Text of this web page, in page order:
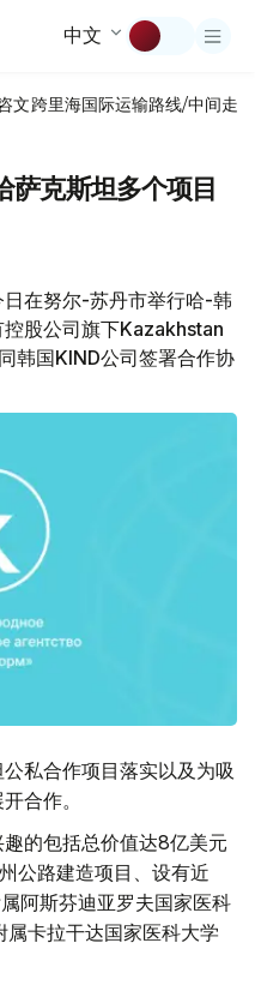
中文
文跨里海国际运输路线/中间走廊
萨克斯坦多个项目
在努尔-苏丹市举行哈-韩
股公司旗下Kazakhstan
韩国KIND公司签署合作协
私合作项目落实以及为吸
合作。
的包括总价值达8亿美元
公路建造项目、设有近
阿斯芬迪亚罗夫国家医科
卡拉干达国家医科大学